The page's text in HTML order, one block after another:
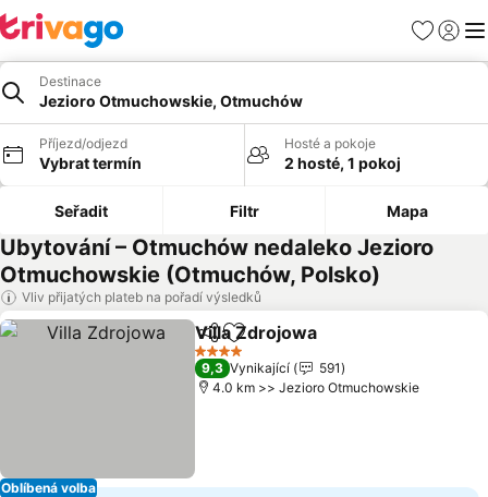
Oblíbené
Destinace
Jezioro Otmuchowskie, Otmuchów
Příjezd/odjezd
Vybrat termín
Hosté a pokoje
2 hosté, 1 pokoj
Seřadit Filtr Mapa
Ubytování – Otmuchów nedaleko Jezioro
Otmuchowskie (Otmuchów, Polsko)
Vliv přijatých plateb na pořadí výsledků
Oblíbená volba
SdíletPřidat na seznam oblíbených
Villa Zdrojowa
4 Počet hvězdiček
9,3 Vynikající
591
4.0 km >> Jezioro Otmuchowskie